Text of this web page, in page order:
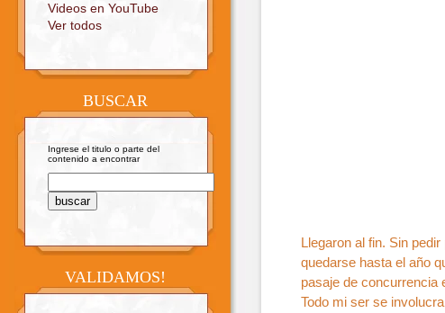
Videos en YouTube
Ver todos
BUSCAR
Ingrese el titulo o parte del
contenido a encontrar
VALIDAMOS!
Llegaron al fin. Sin
quedarse hasta el año
pasaje de concurrencia
Todo mi ser se